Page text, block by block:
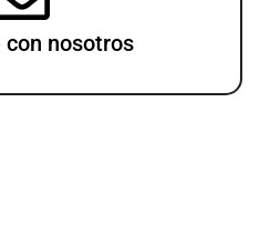
con nosotros